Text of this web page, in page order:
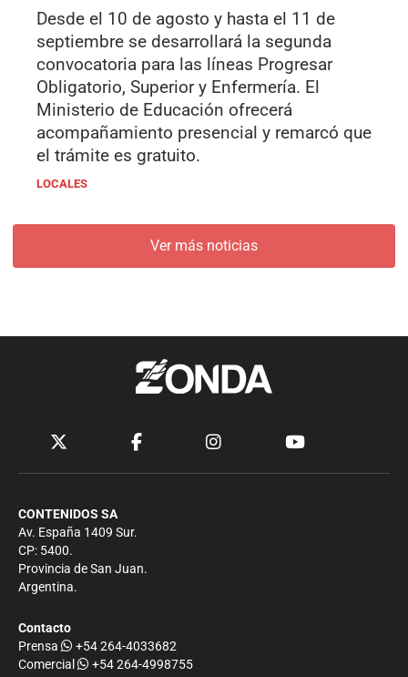
Desde el 10 de agosto y hasta el 11 de
septiembre se desarrollará la segunda
convocatoria para las líneas Progresar
Obligatorio, Superior y Enfermería. El
Ministerio de Educación ofrecerá
acompañamiento presencial y remarcó que
el trámite es gratuito.
LOCALES
Ver más noticias
CONTENIDOS SA
Av. España 1409 Sur.
CP: 5400.
Provincia de San Juan.
Argentina.
Contacto
Prensa
+54 264-4033682
Comercial
+54 264-4998755